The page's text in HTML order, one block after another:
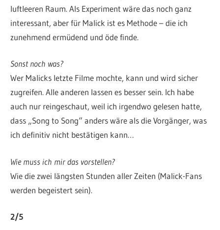
luftleeren Raum. Als Experiment wäre das noch ganz
interessant, aber für Malick ist es Methode – die ich
zunehmend ermüdend und öde finde.
Sonst noch was?
Wer Malicks letzte Filme mochte, kann und wird sicher
zugreifen. Alle anderen lassen es besser sein. Ich habe
auch nur reingeschaut, weil ich irgendwo gelesen hatte,
dass „Song to Song“ anders wäre als die Vorgänger, was
ich definitiv nicht bestätigen kann…
Wie muss ich mir das vorstellen?
Wie die zwei längsten Stunden aller Zeiten (Malick-Fans
werden begeistert sein).
2/5